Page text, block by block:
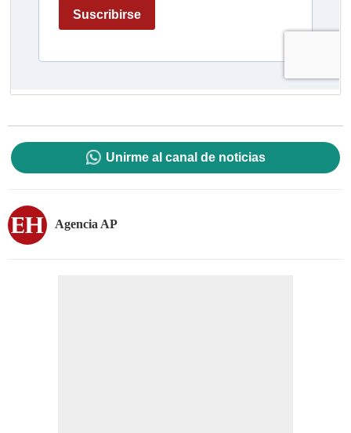
Unirme al canal de noticias
Agencia AP